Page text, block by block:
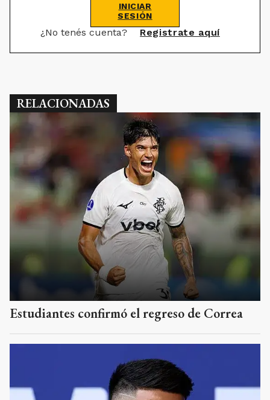
INICIAR
SESIÓN
¿No tenés cuenta? Registrate aquí
RELACIONADAS
Estudiantes confirmó el regreso de Correa